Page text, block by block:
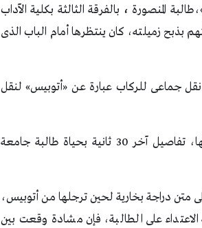
المنصورة ، بالفرقة الثالثة بكلية الآداب
بذبح زميلته، كان ينتظرها أمام الباب الذى
نقل جماعى للركاب عبارة عن «أتوبيس» لنقل
وفسرت كاميرات المراقبة، قرب بوابات جامعة المنصورة والمحال المجاورة لها، تفاصيل آخر 30 ثانية بحياة طالبة جامعة
متن دراجة بخارية لحين ترجلها من أتوبيس،
على الطالبة، فإن مشادة وقعت بين